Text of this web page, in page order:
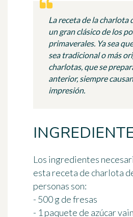
La receta de la charlota
un gran clásico de los
primaverales. Ya sea
sea tradicional o más
charlotas, que se
anterior, siempre
impresión.
Los ingredientes
esta receta de charlota
personas son:
- 500 g de fresas
- 1 paquete de azúcar